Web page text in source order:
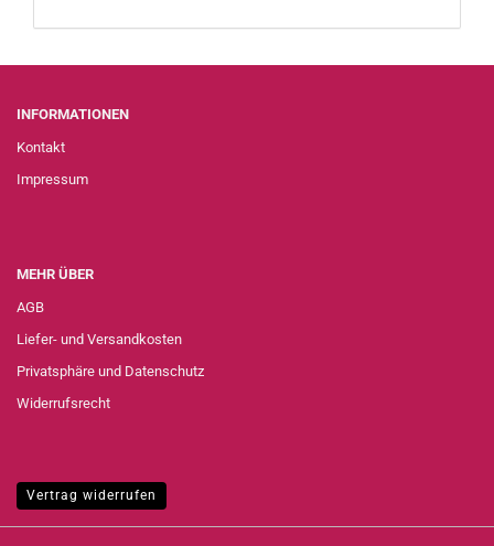
INFORMATIONEN
Kontakt
Impressum
MEHR ÜBER
AGB
Liefer- und Versandkosten
Privatsphäre und Datenschutz
Widerrufsrecht
Vertrag widerrufen